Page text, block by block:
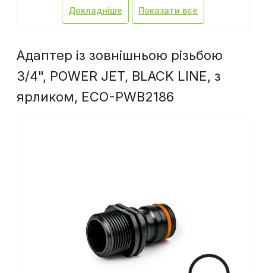
Докладніше Показати все
Адаптер із зовнішньою різьбою
3/4", POWER JET, BLACK LINE, з
ярликом, ECO-PWB2186